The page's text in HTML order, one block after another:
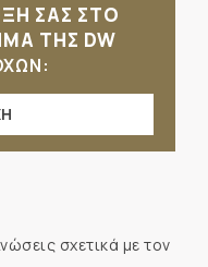
ΣΑΣ ΣΤΟ
ΤΗΣ DW
σχετικά με τον